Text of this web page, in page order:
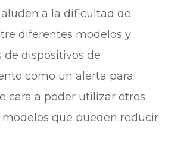
a la dificultad de
diferentes modelos y
de dispositivos de
como un alerta para
cara a poder utilizar otros
que pueden reducir